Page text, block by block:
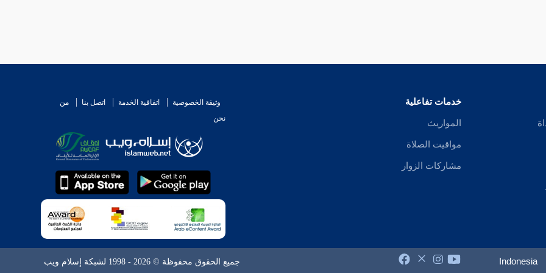
خدمات تفاعلية
المواريث
مواقيت الصلاة
مشاركات الزوار
وثيقة الخصوصية اتفاقية الخدمة اتصل بنا
من
نحن
Indonesia جميع الحقوق محفوظة © 2026 - 1998 لشبكة إسلام ويب